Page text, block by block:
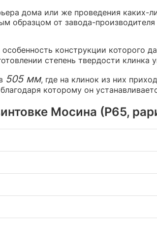
дома или же проведения каких-
образцом от завода-
конструкции которого
степень твердости клинка
505 мм, где на клинок из них
которому он
Мосина (Р65,